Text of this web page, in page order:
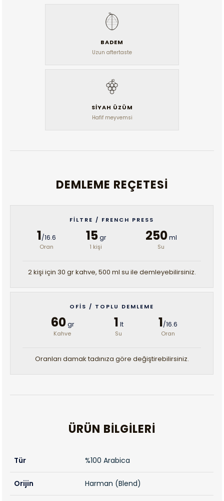
BADEM
Uzun aftertaste
SIYAH ÜZÜM
Hafif meyvemsi
DEMLEME REÇETESI
FILTRE / FRENCH PRESS
1/16.6
Oran
15gr
1 kişi
250ml
Su
2 kişi için 30 gr kahve, 500 ml su ile demleyebilirsiniz.
OFIS / TOPLU DEMLEME
60gr
Kahve
1 lt
Su
1/16.6
Oran
Oranları damak tadınıza göre değiştirebilirsiniz.
ÜRÜN BILGILERI
Tür %100 Arabica
Orijin Harman (Blend)